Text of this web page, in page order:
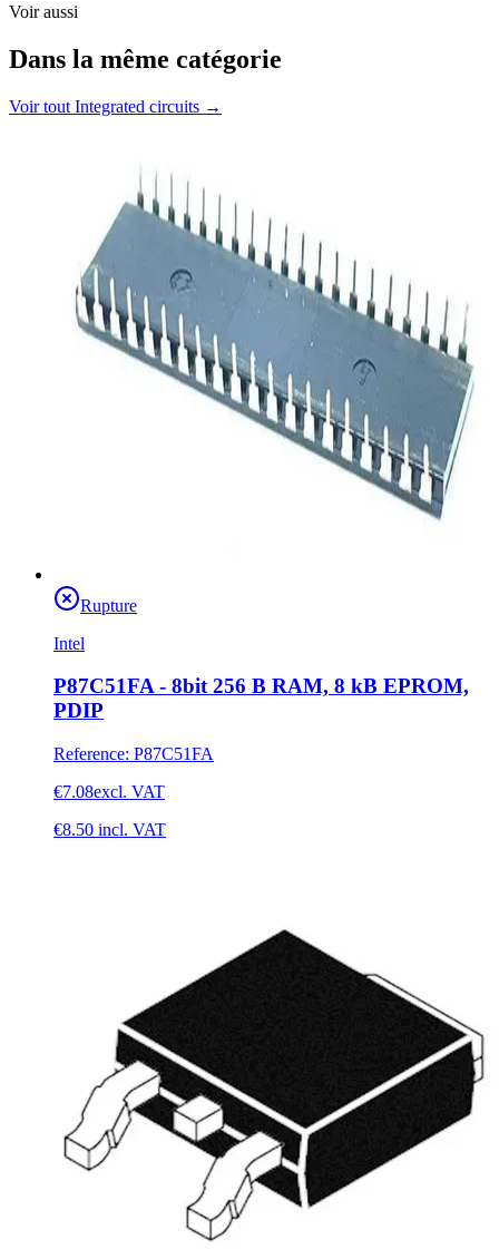
Voir aussi
Dans la même catégorie
Voir tout Integrated circuits →
Rupture
Intel
P87C51FA - 8bit 256 B RAM, 8 kB EPROM,
PDIP
Reference: P87C51FA
€7.08excl. VAT
€8.50 incl. VAT